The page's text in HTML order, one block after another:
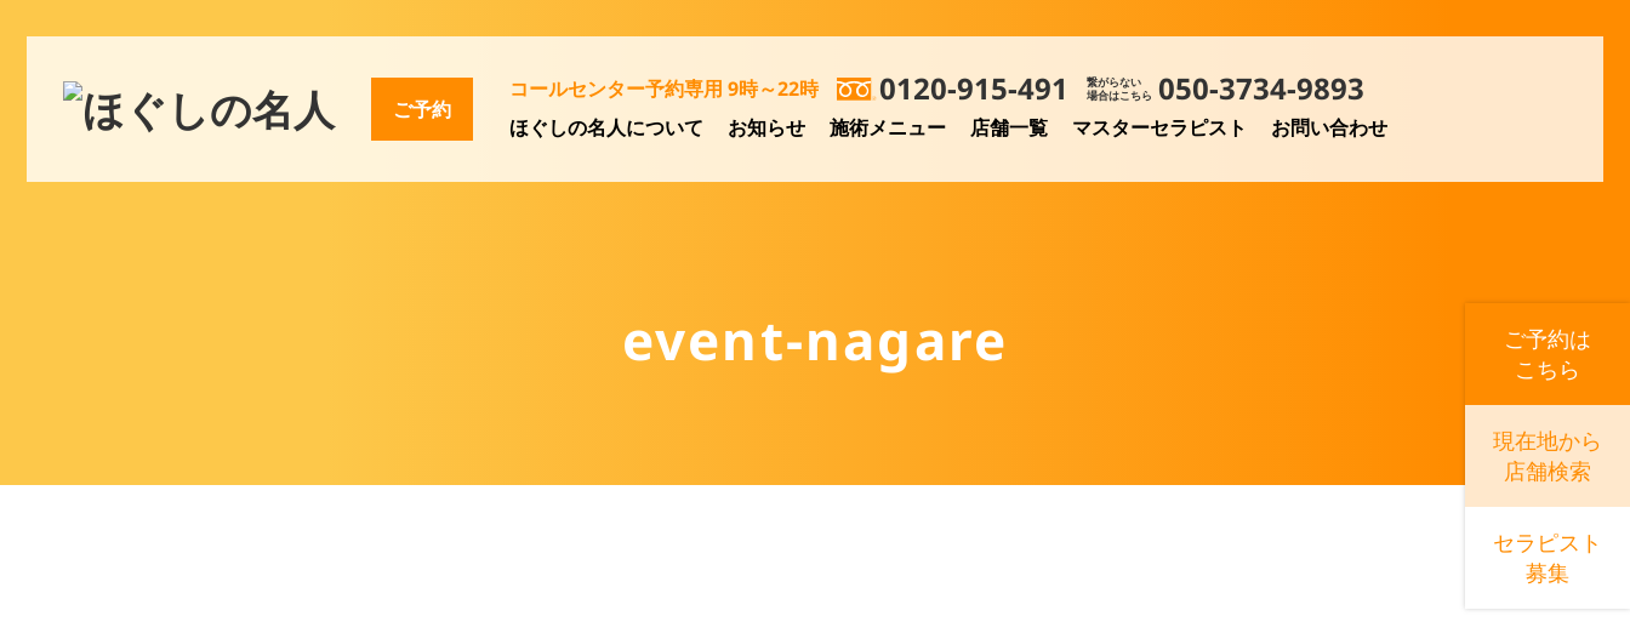
ご予約
コールセンター予約専用 9時～22時 0120-915-491
繋がらない
場合はこちら 050-3734-9893
ほぐしの名人について お知らせ 施術メニュー 店舗一覧 マスターセラピスト お問い合わせ
event-nagare
ご予約は
こちら
現在地から
店舗検索
セラピスト
募集